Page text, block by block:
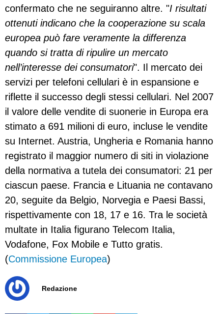
confermato che ne seguiranno altre. "I risultati
ottenuti indicano che la cooperazione su scala
europea può fare veramente la differenza
quando si tratta di ripulire un mercato
nell’interesse dei consumatori". Il mercato dei
servizi per telefoni cellulari è in espansione e
riflette il successo degli stessi cellulari. Nel 2007
il valore delle vendite di suonerie in Europa era
stimato a 691 milioni di euro, incluse le vendite
su Internet. Austria, Ungheria e Romania hanno
registrato il maggior numero di siti in violazione
della normativa a tutela dei consumatori: 21 per
ciascun paese. Francia e Lituania ne contavano
20, seguite da Belgio, Norvegia e Paesi Bassi,
rispettivamente con 18, 17 e 16. Tra le società
multate in Italia figurano Telecom Italia,
Vodafone, Fox Mobile e Tutto gratis.
(Commissione Europea)
Redazione